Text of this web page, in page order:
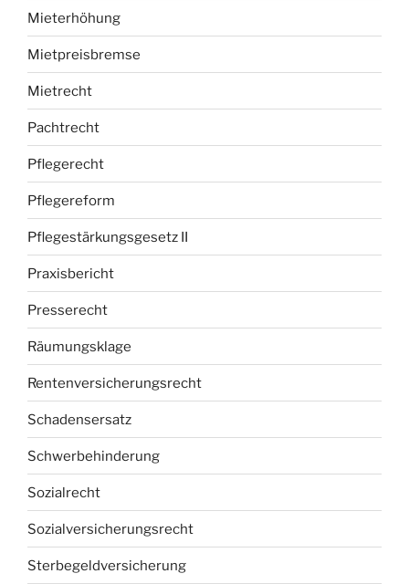
Mieterhöhung
Mietpreisbremse
Mietrecht
Pachtrecht
Pflegerecht
Pflegereform
Pflegestärkungsgesetz II
Praxisbericht
Presserecht
Räumungsklage
Rentenversicherungsrecht
Schadensersatz
Schwerbehinderung
Sozialrecht
Sozialversicherungsrecht
Sterbegeldversicherung